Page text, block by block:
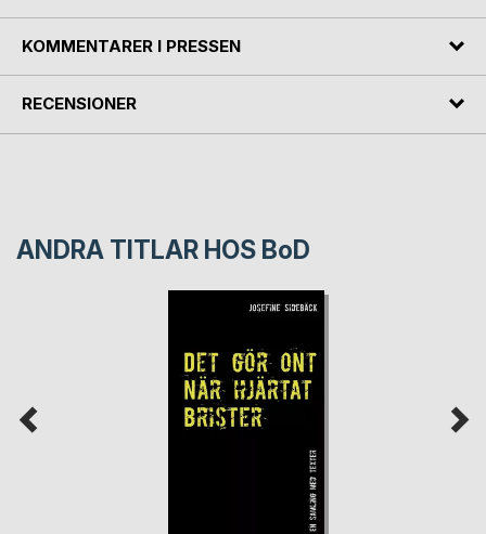
KOMMENTARER I PRESSEN
RECENSIONER
ANDRA TITLAR HOS BoD